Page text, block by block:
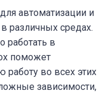
автоматизации и
различных средах.
работать в
поможет
работу во всех этих
зависимости,